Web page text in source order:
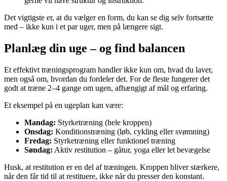
Det vigtigste er, at du vælger en form, du kan se dig selv fortsætte
med – ikke kun i et par uger, men på længere sigt.
Planlæg din uge – og find balancen
Et effektivt træningsprogram handler ikke kun om, hvad du laver,
men også om, hvordan du fordeler det. For de fleste fungerer det
godt at træne 2–4 gange om ugen, afhængigt af mål og erfaring.
Et eksempel på en ugeplan kan være:
Mandag: Styrketræning (hele kroppen)
Onsdag: Konditionstræning (løb, cykling eller svømning)
Fredag: Styrketræning eller funktionel træning
Søndag: Aktiv restitution – gåtur, yoga eller let bevægelse
Husk, at restitution er en del af træningen. Kroppen bliver stærkere,
når den får tid til at restituere, ikke når du presser den konstant.